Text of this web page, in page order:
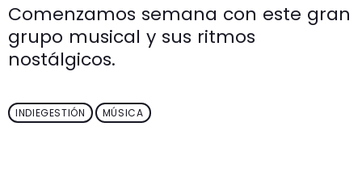
Comenzamos semana con este gran
grupo musical y sus ritmos
nostálgicos.
INDIEGESTIÓN MÚSICA